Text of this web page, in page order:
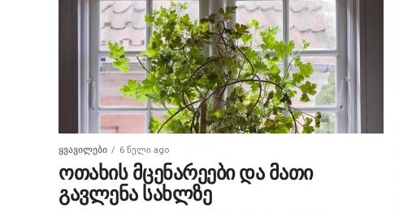
ᲧᲕᲐᲕᲘᲚᲔᲑᲘ 6 წელი ago
ოთახის მცენარეები და მათი
გავლენა სახლზე